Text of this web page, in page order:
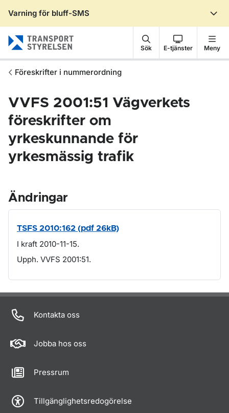
Varning för bluff-SMS
Sök E-tjänster Meny
Föreskrifter i nummerordning
VVFS 2001:51 Vägverkets
föreskrifter om
yrkeskunnande för
yrkesmässig trafik
Ändringar
TSFS 2010:162 (pdf 26kB)
I kraft 2010-11-15.
Upph. VVFS 2001:51.
Om sidan
Kontakta oss
Jobba hos oss
Pressrum
Tillgänglighetsredogörelse